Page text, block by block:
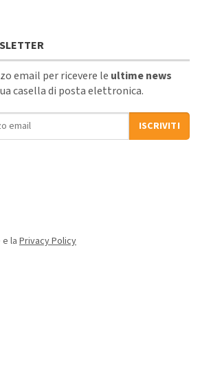
email per ricevere le ultime news
casella di posta elettronica.
ISCRIVITI
laPrivacy Policy